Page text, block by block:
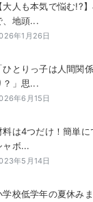
【大人も本気で悩む!?
、地頭...
年1月26日
ひとりっ子は人間関
？」思...
年6月15日
料は4つだけ！簡単に
ャボ...
年5月14日
学校低学年の夏休み